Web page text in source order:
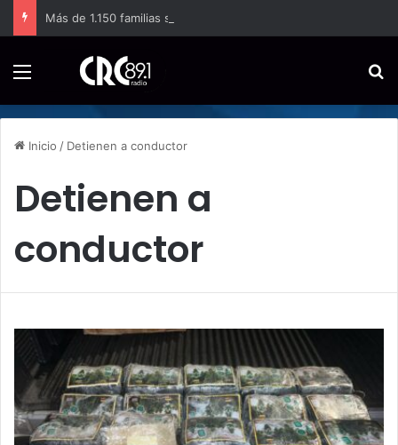
Inicio / Detienen a conductor
Detienen a
conductor